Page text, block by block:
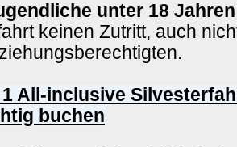
unter 18 Jahren
keinen Zutritt, auch
All-inclusive
buchen